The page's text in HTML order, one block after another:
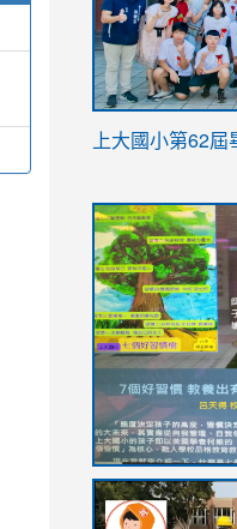
link
usp=sharing
上大國小第62屆
to
https://
usp=sharing
to
https://
link
to
link
to
link
to
link